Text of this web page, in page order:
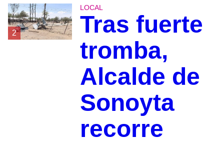
2
LOCAL
Tras fuerte
tromba,
Alcalde de
Sonoyta
recorre